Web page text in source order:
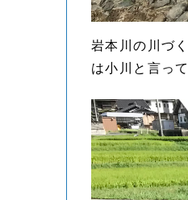
岩本川の川づ
は小川と言っ